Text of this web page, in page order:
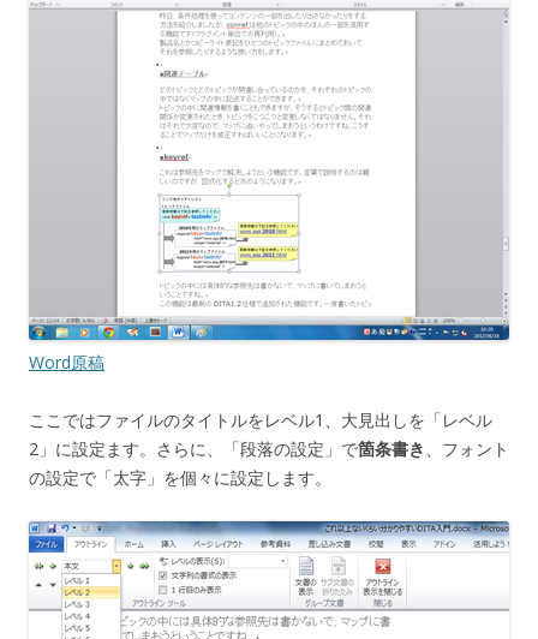
Word原稿
ここではファイルのタイトルをレベル1、大見出しを「レベル
2」に設定ます。さらに、「段落の設定」で箇条書き
、フォント
の設定で「太字」を個々に設定します。